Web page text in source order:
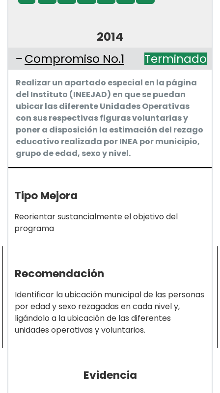
2014
Compromiso No.1
Terminado
Realizar un apartado especial en la página
del Instituto (INEEJAD) en que se puedan
ubicar las diferente Unidades Operativas
con sus respectivas figuras voluntarias y
poner a disposición la estimación del rezago
educativo realizada por INEA por municipio,
grupo de edad, sexo y nivel.
Tipo Mejora
Reorientar sustancialmente el objetivo del
programa
Recomendación
Identificar la ubicación municipal de las personas
por edad y sexo rezagadas en cada nivel y,
ligándolo a la ubicación de las diferentes
unidades operativas y voluntarios.
Evidencia